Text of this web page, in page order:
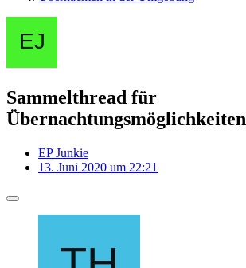
Sammelthread für
Übernachtungsmöglichkeiten
EP Junkie
13. Juni 2020 um 22:21